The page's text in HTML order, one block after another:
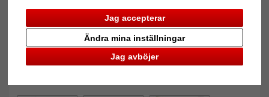
Jag accepterar
Jag avböjer
Ändra mina inställningar